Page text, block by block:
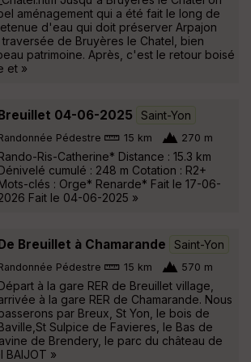
aménagement qui a été fait le long de
d'eau qui doit préserver Arpajon
traversée de Bruyères le Chatel, bien
patrimoine. Après, c'est le retour boisé
et »
04-06-2025 Saint-Yon
Pédestre 15 km 270 m
Ris-Catherine* Distance : 15.3 km
cumulé : 248 m Cotation : R2+
clés : Orge* Renarde* Fait le 17-06-
Fait le 04-06-2025 »
Breuillet à Chamarande Saint-Yon
Pédestre 15 km 570 m
à la gare RER de Breuillet village,
à la gare RER de Chamarande. Nous
par Breux, St Yon, le bois de
Sulpice de Favieres, le Bas de
de Brendery, le parc du château de
BAIJOT »